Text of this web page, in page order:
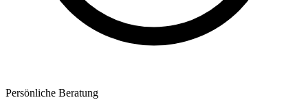
Persönliche Beratung